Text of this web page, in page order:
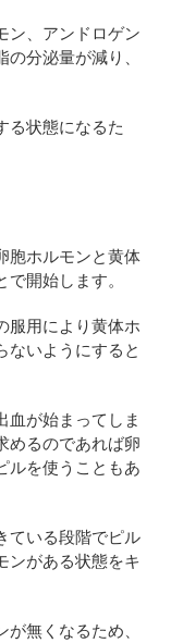
ン、アンドロゲン
分泌量が減り、
る状態になるた
胞ホルモンと黄体
開始します。
服用により黄体ホ
ないようにすると
血が始まってしま
めるのであれば卵
ルを使うこともあ
ている段階でピル
ンがある状態をキ
無くなるため、